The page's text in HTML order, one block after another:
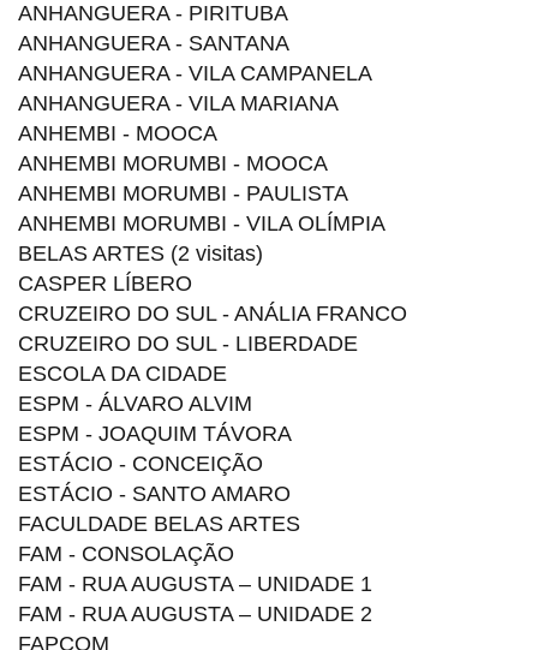
ANHANGUERA - PIRITUBA
ANHANGUERA - SANTANA
ANHANGUERA - VILA CAMPANELA
ANHANGUERA - VILA MARIANA
ANHEMBI - MOOCA
ANHEMBI MORUMBI - MOOCA
ANHEMBI MORUMBI - PAULISTA
ANHEMBI MORUMBI - VILA OLÍMPIA
BELAS ARTES (2 visitas)
CASPER LÍBERO
CRUZEIRO DO SUL - ANÁLIA FRANCO
CRUZEIRO DO SUL - LIBERDADE
ESCOLA DA CIDADE
ESPM - ÁLVARO ALVIM
ESPM - JOAQUIM TÁVORA
ESTÁCIO - CONCEIÇÃO
ESTÁCIO - SANTO AMARO
FACULDADE BELAS ARTES
FAM - CONSOLAÇÃO
FAM - RUA AUGUSTA – UNIDADE 1
FAM - RUA AUGUSTA – UNIDADE 2
FAPCOM